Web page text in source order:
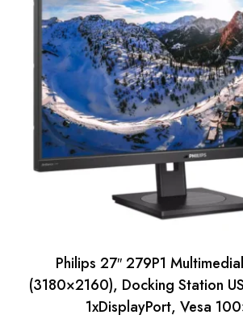
Philips 27″ 279P1
(3180×2160), Docking Station
1xDisplayPort, Vesa